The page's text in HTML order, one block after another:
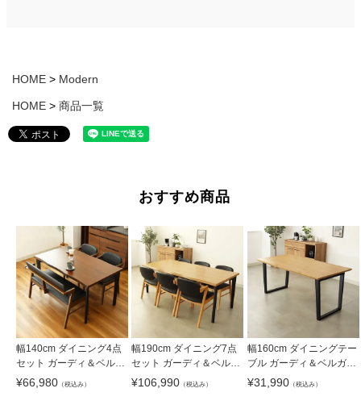
HOME Modern
HOME 商品一覧
おすすめ商品
幅140cm ダイニング4点
セット ガーディ＆ベルガ
ー2
¥66,980 （税込み）
幅190cm ダイニング7点
セット ガーディ＆ベルガ
ー2
¥106,990 （税込み）
幅160cm ダイニングテー
ブル ガーディ＆ベルガー
2
¥31,990（税込み）